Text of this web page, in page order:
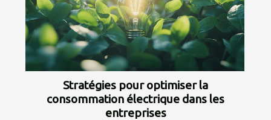
Stratégies pour optimiser la
consommation électrique dans les
entreprises